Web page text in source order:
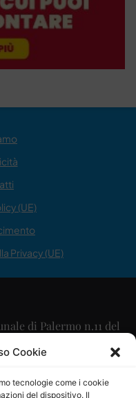
Cookie
tecnologie come i cookie
del dispositivo. Il
(UE)
Privacy (UE)
di Palermo n.11 del